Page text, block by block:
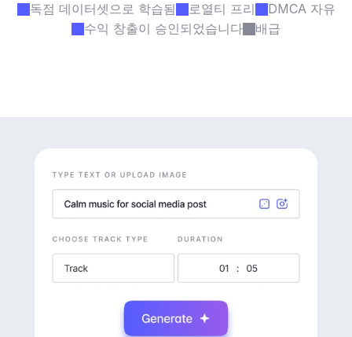
독점 데이터셋으로 학습됨 로열티 프리
DMCA 자유
수익 창출이 승인되었습니다
배급